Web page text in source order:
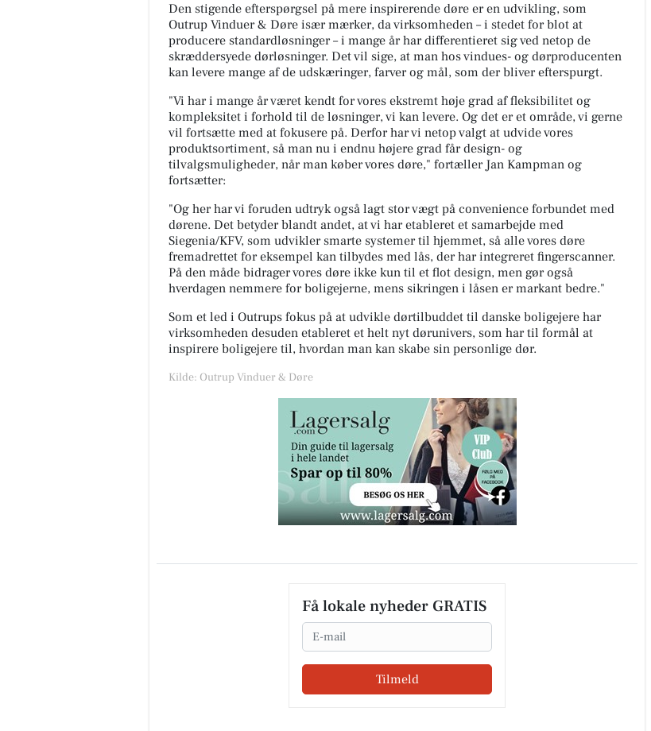
Den stigende efterspørgsel på mere inspirerende døre er en udvikling, som
Outrup Vinduer & Døre især mærker, da virksomheden – i stedet for blot at
producere standardløsninger – i mange år har differentieret sig ved netop de
skræddersyede dørløsninger. Det vil sige, at man hos vindues- og dørproducenten
kan levere mange af de udskæringer, farver og mål, som der bliver efterspurgt.
"Vi har i mange år været kendt for vores ekstremt høje grad af fleksibilitet og
kompleksitet i forhold til de løsninger, vi kan levere. Og det er et område, vi gerne
vil fortsætte med at fokusere på. Derfor har vi netop valgt at udvide vores
produktsortiment, så man nu i endnu højere grad får design- og
tilvalgsmuligheder, når man køber vores døre," fortæller Jan Kampman og
fortsætter:
"Og her har vi foruden udtryk også lagt stor vægt på convenience forbundet med
dørene. Det betyder blandt andet, at vi har etableret et samarbejde med
Siegenia/KFV, som udvikler smarte systemer til hjemmet, så alle vores døre
fremadrettet for eksempel kan tilbydes med lås, der har integreret fingerscanner.
På den måde bidrager vores døre ikke kun til et flot design, men gør også
hverdagen nemmere for boligejerne, mens sikringen i låsen er markant bedre."
Som et led i Outrups fokus på at udvikle dørtilbuddet til danske boligejere har
virksomheden desuden etableret et helt nyt dørunivers, som har til formål at
inspirere boligejere til, hvordan man kan skabe sin personlige dør.
Kilde: Outrup Vinduer & Døre
Få lokale nyheder GRATIS
Email
Tilmeld